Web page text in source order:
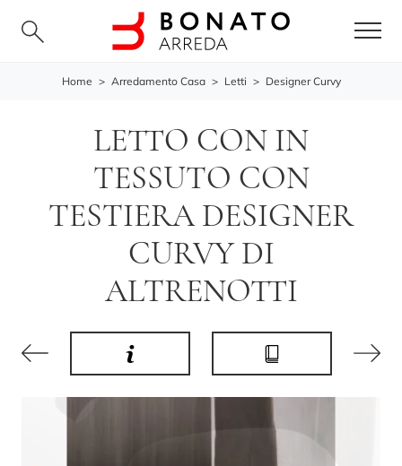
Home > Arredamento Casa > Letti > Designer Curvy
LETTO CON IN
TESSUTO CON
TESTIERA DESIGNER
CURVY DI
ALTRENOTTI